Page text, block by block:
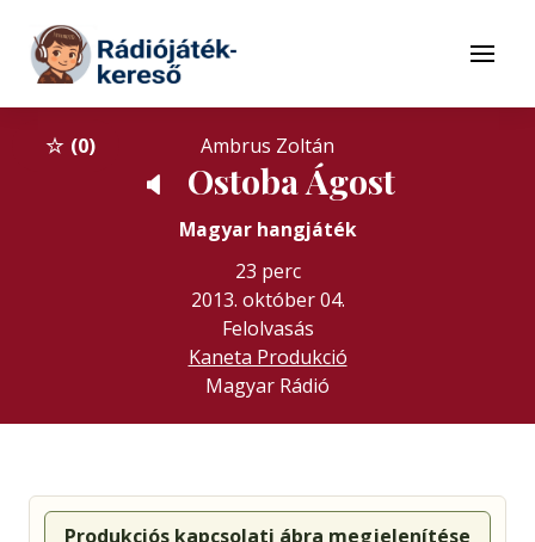
Tovább a tartalomhoz
Menü
0 Ambrus Zoltán
🔈 Ostoba Ágost
Magyar hangjáték
23 perc
2013. október 04.
Felolvasás
Kaneta Produkció
Magyar Rádió
Produkciós kapcsolati ábra megjelenítése